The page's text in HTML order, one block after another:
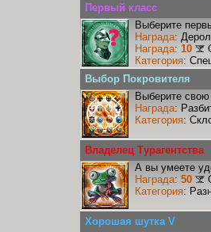
Первый класс
Выберите
Награда:
Награда: 10
Категория:
Выбор Покровителя
Выберите свою
Награда:
Категория:
Владелец Турагентства
А вы умеете
Награда: 50
Категория:
Хорошая шутка V